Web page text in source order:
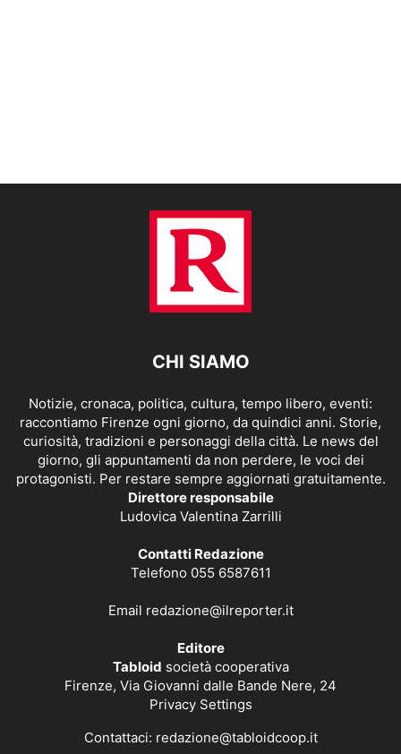
CHI SIAMO
Notizie, cronaca, politica, cultura, tempo libero, eventi:
raccontiamo Firenze ogni giorno, da quindici anni. Storie,
curiosità, tradizioni e personaggi della città. Le news del
giorno, gli appuntamenti da non perdere, le voci dei
protagonisti. Per restare sempre aggiornati gratuitamente.
Direttore responsabile
Ludovica Valentina Zarrilli
Contatti Redazione
Telefono 055 6587611
Email redazione@ilreporter.it
Editore
Tabloid società cooperativa
Firenze, Via Giovanni dalle Bande Nere, 24
Privacy Settings
Contattaci: redazione@tabloidcoop.it